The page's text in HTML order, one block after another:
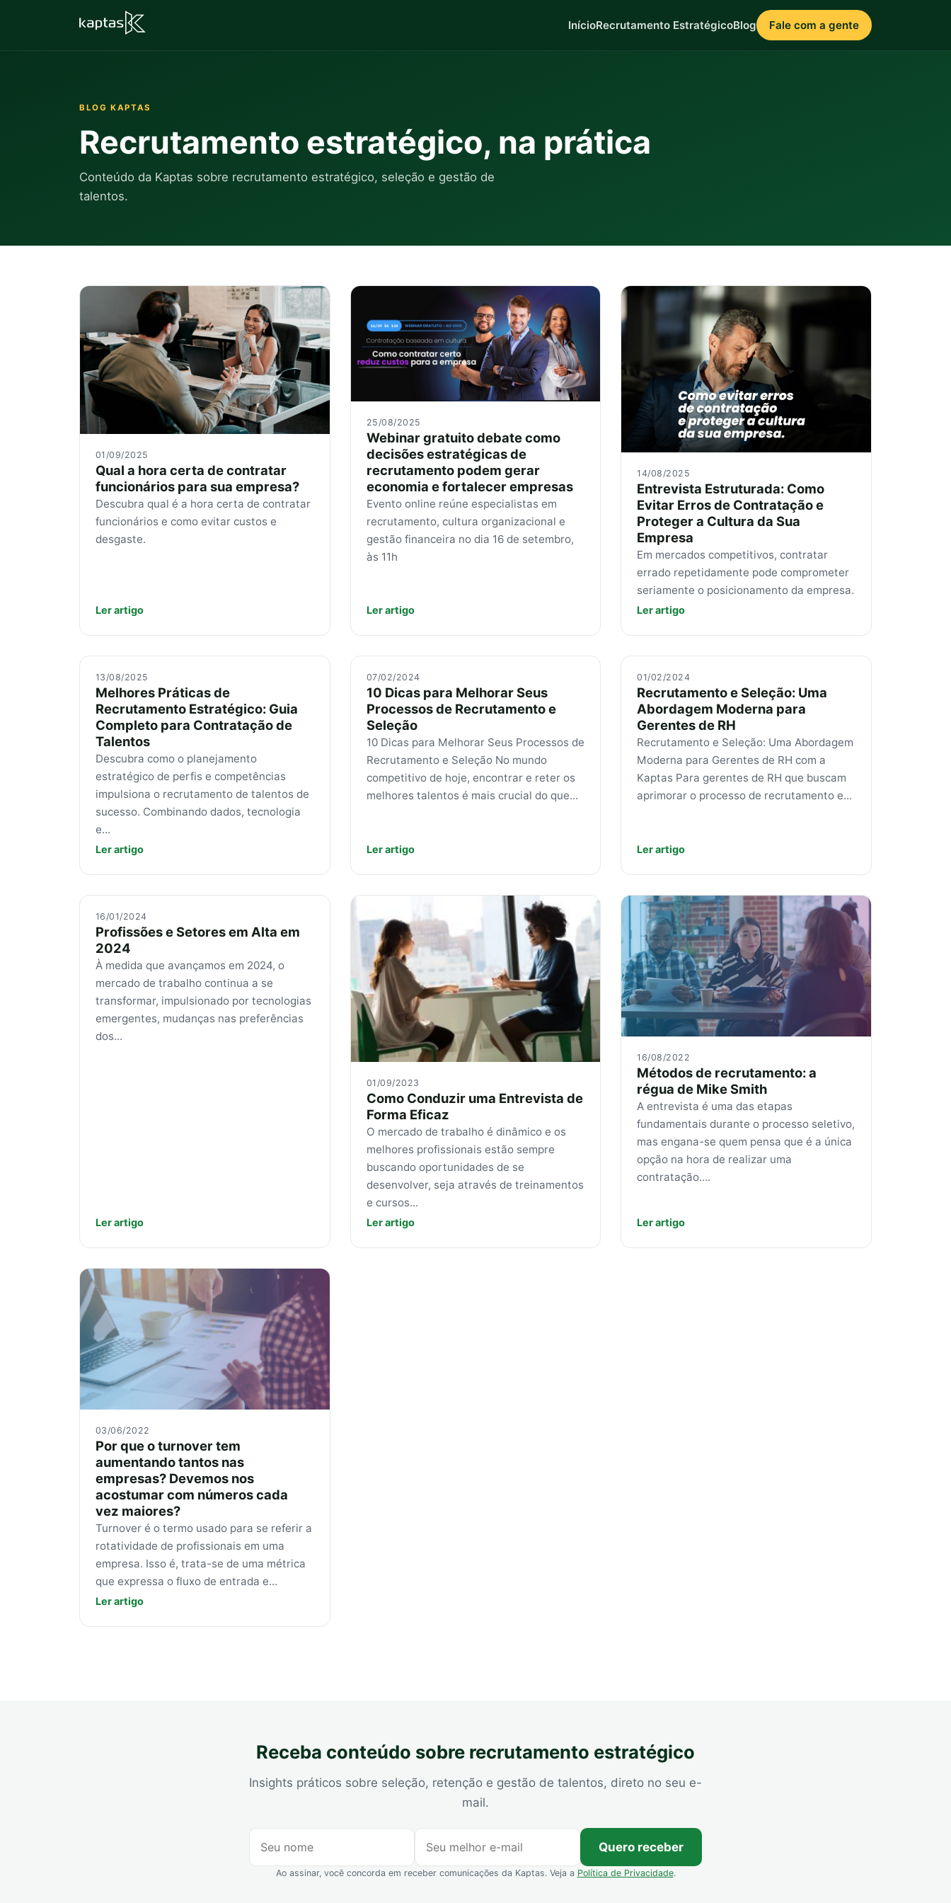
InícioRecrutamento EstratégicoBlog Fale com a gente
BLOG KAPTAS
Recrutamento estratégico, na prática
Conteúdo da Kaptas sobre recrutamento estratégico, seleção e gestão de
talentos.
01/09/2025
Qual a hora certa de contratar
funcionários para sua empresa?
Descubra qual é a hora certa de contratar
funcionários e como evitar custos e
desgaste.
Ler artigo
25/08/2025
Webinar gratuito debate como
decisões estratégicas de
recrutamento podem gerar
economia e fortalecer empresas
Evento online reúne especialistas em
recrutamento, cultura organizacional e
gestão financeira no dia 16 de setembro,
às 11h
Ler artigo
14/08/2025
Entrevista Estruturada: Como
Evitar Erros de Contratação e
Proteger a Cultura da Sua
Empresa
Em mercados competitivos, contratar
errado repetidamente pode comprometer
seriamente o posicionamento da empresa.
Ler artigo
13/08/2025
Melhores Práticas de
Recrutamento Estratégico: Guia
Completo para Contratação de
Talentos
Descubra como o planejamento
estratégico de perfis e competências
impulsiona o recrutamento de talentos de
sucesso. Combinando dados, tecnologia
e...
Ler artigo
07/02/2024
10 Dicas para Melhorar Seus
Processos de Recrutamento e
Seleção
10 Dicas para Melhorar Seus Processos de
Recrutamento e Seleção No mundo
competitivo de hoje, encontrar e reter os
melhores talentos é mais crucial do que...
Ler artigo
01/02/2024
Recrutamento e Seleção: Uma
Abordagem Moderna para
Gerentes de RH
Recrutamento e Seleção: Uma Abordagem
Moderna para Gerentes de RH com a
Kaptas Para gerentes de RH que buscam
aprimorar o processo de recrutamento e...
Ler artigo
16/01/2024
Profissões e Setores em Alta em
2024
À medida que avançamos em 2024, o
mercado de trabalho continua a se
transformar, impulsionado por tecnologias
emergentes, mudanças nas preferências
dos...
Ler artigo
01/09/2023
Como Conduzir uma Entrevista de
Forma Eficaz
O mercado de trabalho é dinâmico e os
melhores profissionais estão sempre
buscando oportunidades de se
desenvolver, seja através de treinamentos
e cursos...
Ler artigo
16/08/2022
Métodos de recrutamento: a
régua de Mike Smith
A entrevista é uma das etapas
fundamentais durante o processo seletivo,
mas engana-se quem pensa que é a única
opção na hora de realizar uma
contratação....
Ler artigo
03/06/2022
Por que o turnover tem
aumentando tantos nas
empresas? Devemos nos
acostumar com números cada
vez maiores?
Turnover é o termo usado para se referir a
rotatividade de profissionais em uma
empresa. Isso é, trata-se de uma métrica
que expressa o fluxo de entrada e...
Ler artigo
Receba conteúdo sobre recrutamento estratégico
Insights práticos sobre seleção, retenção e gestão de talentos, direto no seu e-
mail.
Quero receber
Ao assinar, você concorda em receber comunicações da Kaptas. Veja a Política de Privacidade.